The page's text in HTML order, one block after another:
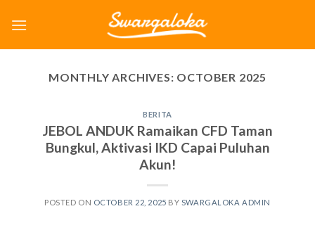
MONTHLY ARCHIVES: OCTOBER 2025
BERITA
JEBOL ANDUK Ramaikan CFD Taman
Bungkul, Aktivasi IKD Capai Puluhan
Akun!
POSTED ON OCTOBER 22, 2025 BY SWARGALOKA ADMIN